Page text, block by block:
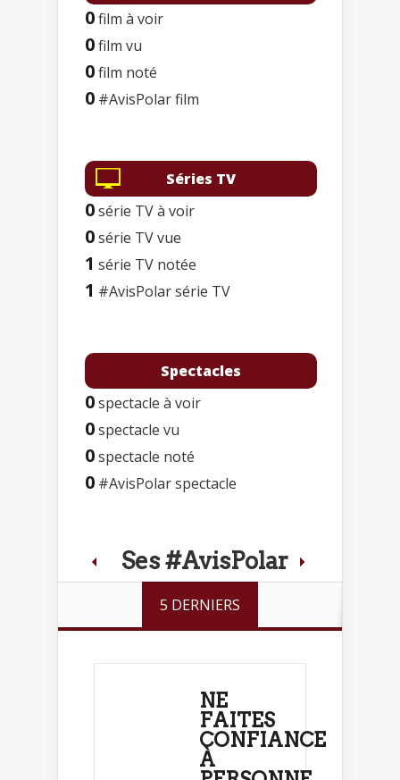
0film à voir
0film vu
0film noté
0 #AvisPolar film
Séries TV
0série TV à voir
0série TV vue
1 série TV notée
1 #AvisPolar série TV
Spectacles
0spectacle à voir
0spectacle vu
0spectacle noté
0 #AvisPolar spectacle
Ses #AvisPolar
5 DERNIERS
NE
FAITES
CONFIANCE
À